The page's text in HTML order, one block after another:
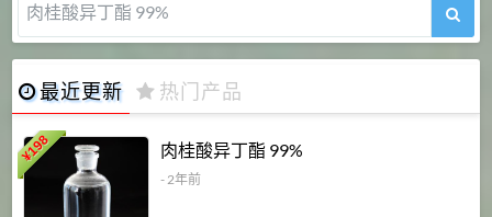
肉桂醛 99%
最近更新 热门产品
¥
198 肉桂酸异丁酯 99%
- 2年前